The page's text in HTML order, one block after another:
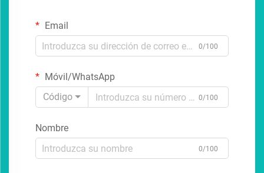
Email
0/100
Móvil/WhatsApp
Código
0/100
Nombre
0/100